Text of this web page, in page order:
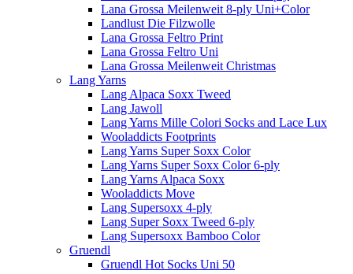
Lana Grossa Meilenweit 8-ply Uni+Color
Landlust Die Filzwolle
Lana Grossa Feltro Print
Lana Grossa Feltro Uni
Lana Grossa Meilenweit Christmas
Lang Yarns
Lang Alpaca Soxx Tweed
Lang Jawoll
Lang Yarns Mille Colori Socks and Lace Lux
Wooladdicts Footprints
Lang Yarns Super Soxx Color
Lang Yarns Super Soxx Color 6-ply
Lang Yarns Alpaca Soxx
Wooladdicts Move
Lang Supersoxx 4-ply
Lang Super Soxx Tweed 6-ply
Lang Supersoxx Bamboo Color
Gruendl
Gruendl Hot Socks Uni 50